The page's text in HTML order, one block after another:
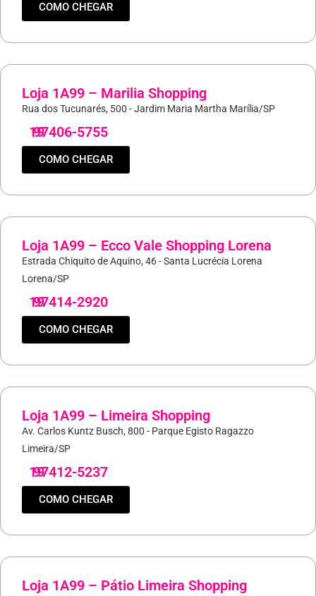
COMO CHEGAR
Loja 1A99 – Marilia Shopping
Rua dos Tucunarés, 500 - Jardim Maria Martha Marília/SP
19
97406-5755
COMO CHEGAR
Loja 1A99 – Ecco Vale Shopping Lorena
Estrada Chiquito de Aquino, 46 - Santa Lucrécia Lorena
Lorena/SP
19
97414-2920
COMO CHEGAR
Loja 1A99 – Limeira Shopping
Av. Carlos Kuntz Busch, 800 - Parque Egisto Ragazzo
Limeira/SP
19
97412-5237
COMO CHEGAR
Loja 1A99 – Pátio Limeira Shopping